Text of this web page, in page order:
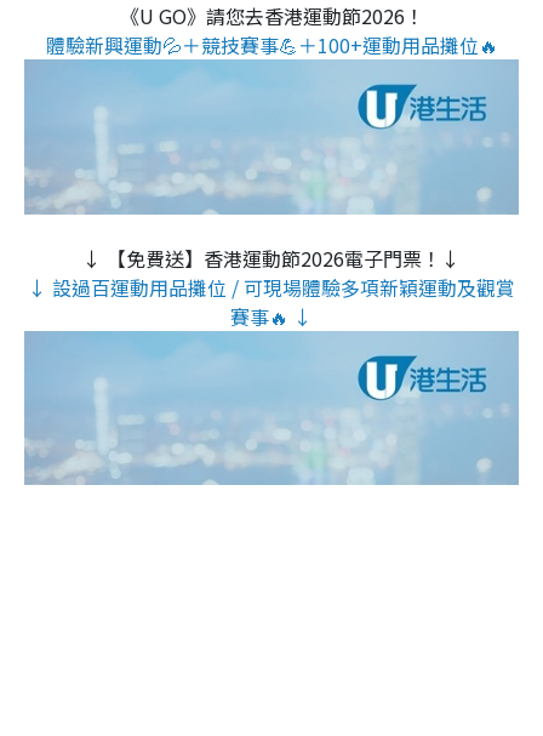
《U GO》請您去香港運動節2026！
體驗新興運動💦＋競技賽事💪＋100+運動用品攤位🔥
↓ 【免費送】香港運動節2026電子門票！↓
↓ 設過百運動用品攤位 / 可現場體驗多項新穎運動及觀賞
賽事🔥 ↓